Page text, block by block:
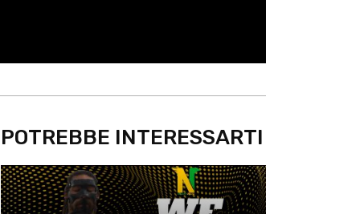
POTREBBE INTERESSARTI